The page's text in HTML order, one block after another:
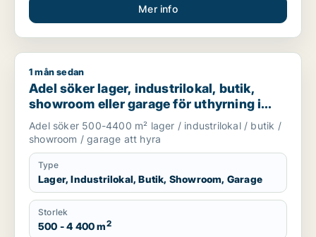
Mer info
Adel söker lager, industrilokal, butik, showroom eller
1 mån sedan
Adel söker lager, industrilokal, butik,
showroom eller garage för uthyrning i
Huddinge, Tyresö eller Nacka m.fl.
Adel söker 500-4400 m² lager / industrilokal / butik /
showroom / garage att hyra
Type
Lager, Industrilokal, Butik, Showroom, Garage
Storlek
500 - 4 400 m2